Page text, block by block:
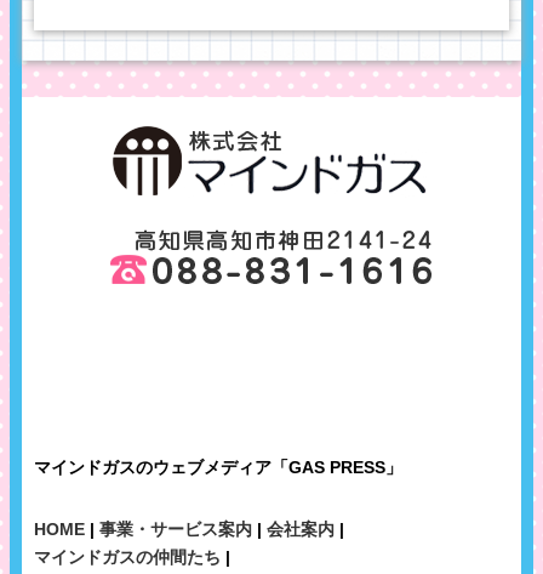
マインドガスのウェブメディア「GAS PRESS」
HOME | 事業・サービス案内 | 会社案内 |
マインドガスの仲間たち |